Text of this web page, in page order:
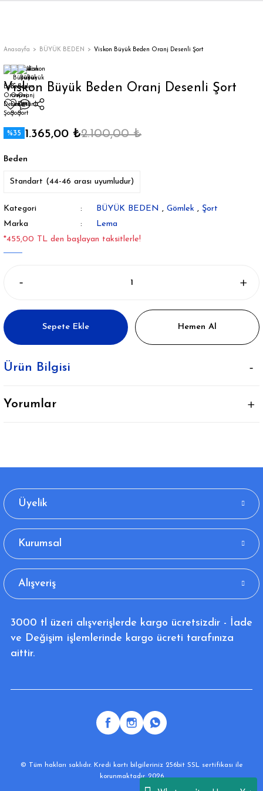
Trençkot
Trençkot
Anasayfa BÜYÜK BEDEN Viskon Büyük Beden Oranj Desenli Şort
Viskon Büyük Beden Oranj Desenli Şort
%35 1.365,00 ₺2.100,00 ₺
Beden
Standart (44-46 arası uyumludur)
Kategori BÜYÜK BEDEN , Gömlek , Şort
Marka
Lema
*455,00 TL den başlayan taksitlerle!
Sepete Ekle Hemen Al
Ürün Bilgisi
Yorumlar
Üyelik
Kurumsal
Alışveriş
3000 tl üzeri alışverişlerde kargo ücretsizdir - İade
ve Değişim işlemlerinde kargo ücreti tarafınıza
aittir.
© Tüm hakları saklıdır. Kredi kartı bilgileriniz 256bit SSL sertifikası ile
korunmaktadır. 2026